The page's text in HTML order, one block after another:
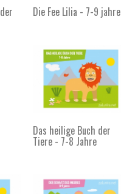
Die Fee Lilia - 7-9 jahre
Das heilige Buch der
Tiere - 7-8 Jahre